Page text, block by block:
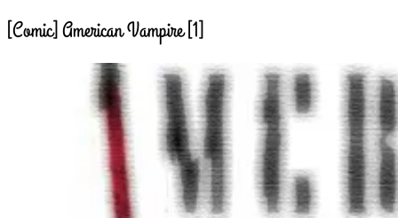
[Comic] American Vampire [1]